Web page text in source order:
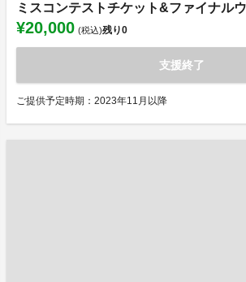
ミスコンテストチケット&ファイナル
¥20,000 (税込)残り0
支援終了
ご提供予定時期：2023年11月以降